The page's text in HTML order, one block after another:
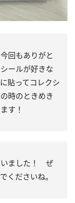
回もありがと
ールが好きな
貼ってコレクシ
時のときめき
す！
いました！ ぜ
くださいね。